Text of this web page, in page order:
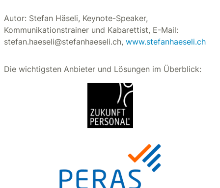
Autor: Stefan Häseli, Keynote-Speaker,
Kommunikationstrainer und Kabarettist, E-Mail:
stefan.haeseli@stefanhaeseli.ch, www.stefanhaeseli.ch
Die wichtigsten Anbieter und Lösungen im Überblick: